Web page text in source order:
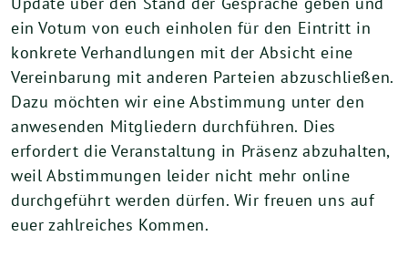
ein Votum von euch einholen für den Eintritt in
konkrete Verhandlungen mit der Absicht eine
Vereinbarung mit anderen Parteien abzuschließen.
Dazu möchten wir eine Abstimmung unter den
anwesenden Mitgliedern durchführen. Dies
erfordert die Veranstaltung in Präsenz abzuhalten,
weil Abstimmungen leider nicht mehr online
durchgeführt werden dürfen. Wir freuen uns auf
euer zahlreiches Kommen.